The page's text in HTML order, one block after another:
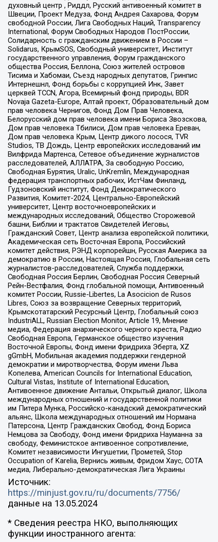
духовный центр , Риддл, Русский антивоенный комитет в
Швеции, Проект Медуза, Фонд Андрея Сахарова, Форум
свободной России, Лига Свободных Наций, Transparеncy
International, Форум Свободных Народов ПостРоссии,
Солидарность с гражданским движением в России –
Solidarus, КрымSOS, Свободный университет, Институт
государственного управления, Форум гражданского
общества Россия, Беллона, Союз жителей островов
Тисима и Хабомаи, Съезд народных депутатов, Гринпис
Интернешнл, Фонд борьбы с коррупцией Инк, Завет
церквей TCCN, Агора, Всемирный фонд природы, BDR
Novaja Gazeta-Europe, Алтай проект, Образовательный дом
прав человека Чернигов, Фонд Дом Прав Человека,
Белорусский дом прав человека имени Бориса Звозскова,
Дом прав человека Тбилиси, Дом прав человека Ереван,
Дом прав человека Крым, Центр дикого лосося, TVR
Studios, ТВ Дождь, Центр европейских исследований им
Вилфрида Мартенса, Сетевое объединение журналистов
расследователей, АЛЛАТРА, За свободную Россию,
Свободная Бурятия, Uralic, UnKremlin, Международная
федерация транспортных рабочих, ИстЧам Финланд,
Гудзоновский институт, Фонд Демократического
Развития, Комитет-2024, Центрально-Европейский
университет, Центр восточноевропейских и
международных исследований, Общество Сторожевой
башни, Библии и трактатов Свидетелей Иеговы,
Гражданский Совет, Центр анализа европейской политики,
Академическая сеть Восточная Европа, Российский
комитет действия, РЭНД корпорейшн, Русская Америка за
демократию в России, Настоящая Россия, Глобальная сеть
журналистов-расследователей, Служба поддержки,
Свободная Россия Берлин, Свободная Россия Северный
Рейн-Вестфалия, Фонд глобальной помощи, Антивоенный
комитет России, Russie-Libertes, La Asocicion de Rusos
Libres, Союз за возвращение Северных территорий,
Крымскотатарский Ресурсный Центр, Глобальный союз
IndustriALL, Russian Election Monitor, Article 19, Мнение
медиа, Федерация анархического черного креста, Радио
Свободная Европа, Германское общество изучения
Восточной Европы, Фонд имени Фридриха Эберта, XZ
gGmbH, Мобильная академия поддержки гендерной
демократии и миротворчества, Форум имени Льва
Копелева, American Councils for International Education,
Cultural Vistas, Institute of International Education,
Антивоенное движение Антальи, Открытый диалог, Школа
международных отношений и государственной политики
им Питера Мунка, Российско-канадский демократический
альянс, Школа международных отношений им Нормана
Патерсона, Центр Гражданских Свобод, Фонд Бориса
Немцова за Свободу, Фонд имени Фридриха Науманна за
свободу, Феминистское антивоенное сопротивление,
Комитет независимости Ингушетии, Прометей, Stop
Occupation of Karelia, Вернись живым, Фридом Хаус, СОТА
медиа, Либерально-демократическая Лига Украины
Источник:
https://minjust.gov.ru/ru/documents/7756/
данные на 13.05.2024
* Сведения реестра НКО, выполняющих
функции иностранного агента: